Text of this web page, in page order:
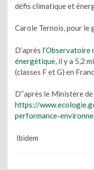
défis climatique et
Carole Ternois, pour le
D’après l’Observatoire
énergétique , il y a 5,2
(classes F et G) en
D’’après le Ministère
https://
performance-
Ibidem